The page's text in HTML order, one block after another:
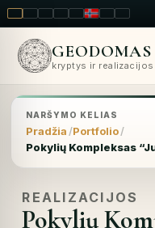
LT ENPL FR RUNOSKRO
GEODOMAS
kryptys ir realizacijos
NARŠYMO KELIAS
Pradžia Portfolio
REALIZACIJOS
Pokylių